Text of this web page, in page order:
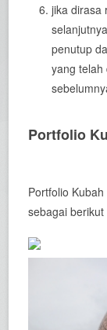
jika dirasa
penutup
yang telah
Portfolio
Portfolio
sebagai